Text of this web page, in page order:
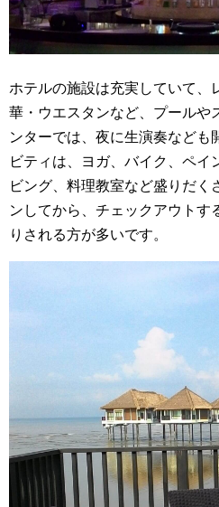
ホテルの施設は充実していて、
華・ウエスタンなど、プールや
ンターでは、夜に生演奏なども
ビティは、ヨガ、バイク、ペイ
ビング、料理教室など盛りだく
ンしてから、チェックアウトす
りされる方が多いです。